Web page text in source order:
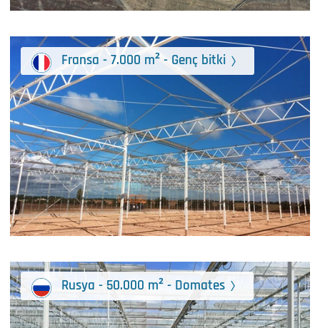
Fransa - 7.000 m² - Genç bitki
Rusya - 50.000 m² - Domates